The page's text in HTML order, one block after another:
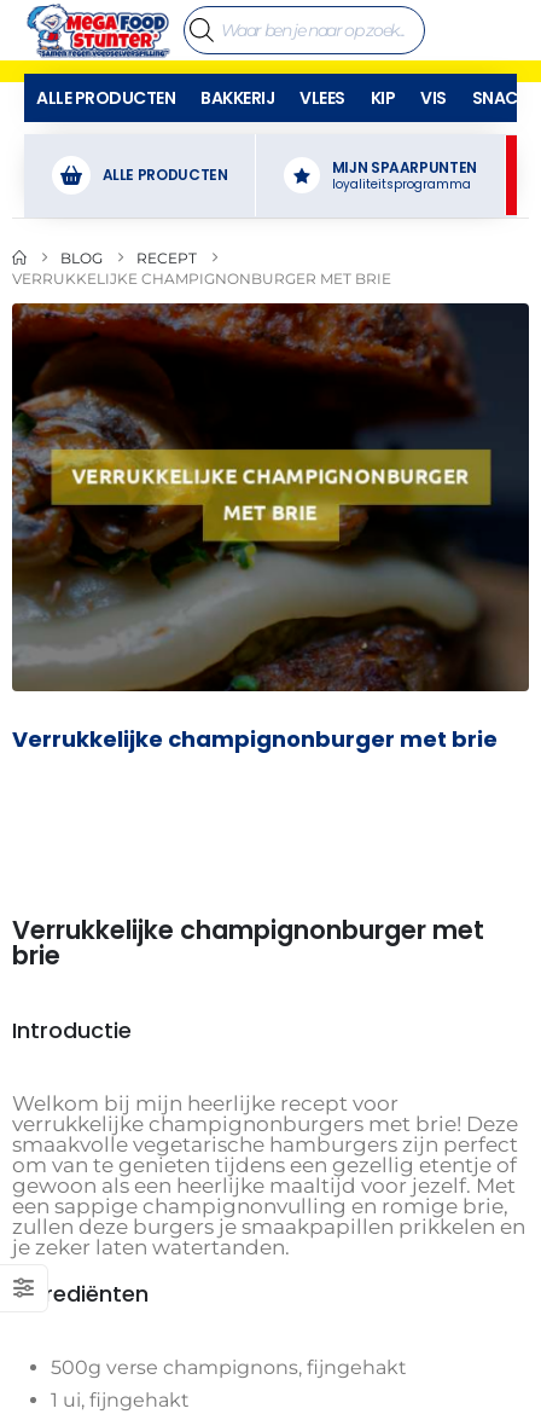
ALLE PRODUCTEN BAKKERIJ VLEES KIP VIS SNACKS
ALLE PRODUCTEN MIJN SPAARPUNTEN
loyaliteitsprogramma
BLOG
RECEPT
VERRUKKELIJKE CHAMPIGNONBURGER MET BRIE
Verrukkelijke champignonburger met brie
Verrukkelijke champignonburger met
brie
Introductie
Welkom bij mijn heerlijke recept voor
verrukkelijke champignonburgers met brie! Deze
smaakvolle vegetarische hamburgers zijn perfect
om van te genieten tijdens een gezellig etentje of
gewoon als een heerlijke maaltijd voor jezelf. Met
een sappige champignonvulling en romige brie,
zullen deze burgers je smaakpapillen prikkelen en
je zeker laten watertanden.
Ingrediënten
500g verse champignons, fijngehakt
1 ui, fijngehakt